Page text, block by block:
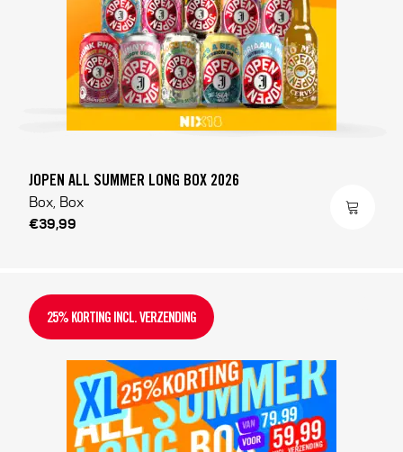
JOPEN ALL SUMMER LONG BOX 2026
Box, Box
€39,99
25% KORTING INCL. VERZENDING